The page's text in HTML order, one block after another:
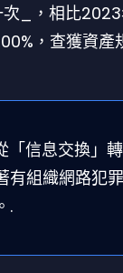
_，相比
，查獲資產
「信息交換」轉
有組織網路犯罪
.